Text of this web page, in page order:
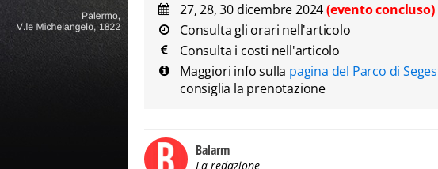
27, 28, 30 dicembre 2024(evento concluso)
Consulta gli orari nell'articolo
Consulta i costi nell'articolo
Maggiori info sulla pagina del Parco di
consiglia la prenotazione
Balarm
La redazione